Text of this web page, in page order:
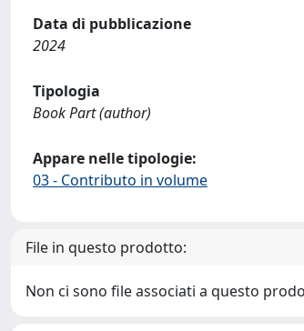
Data di pubblicazione
2024
Tipologia
Book Part (author)
Appare nelle tipologie:
03 - Contributo in volume
File in questo prodotto:
Non ci sono file associati a questo